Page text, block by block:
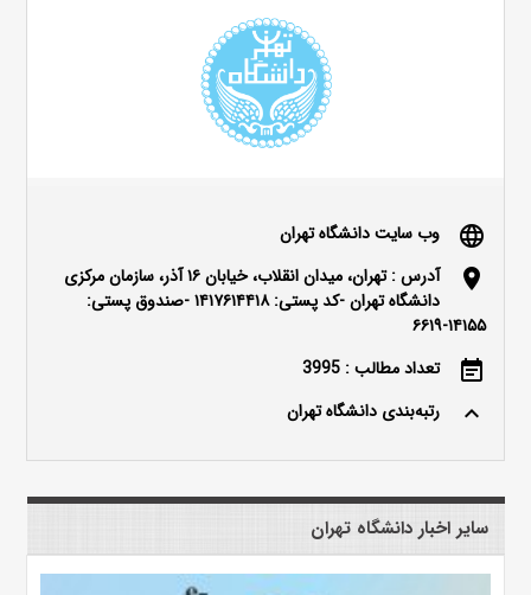
language وب سایت دانشگاه تهران
location_on
آدرس : تهران، میدان انقلاب، خیابان ۱۶ آذر، سازمان مرکزی
دانشگاه تهران -کد پستی: ۱۴۱۷۶۱۴۴۱۸ -صندوق پستی:
۱۴۱۵۵-۶۶۱۹
event_note تعداد مطالب : 3995
keyboard_arrow_up رتبه‌بندی دانشگاه تهران
سایر اخبار دانشگاه تهران